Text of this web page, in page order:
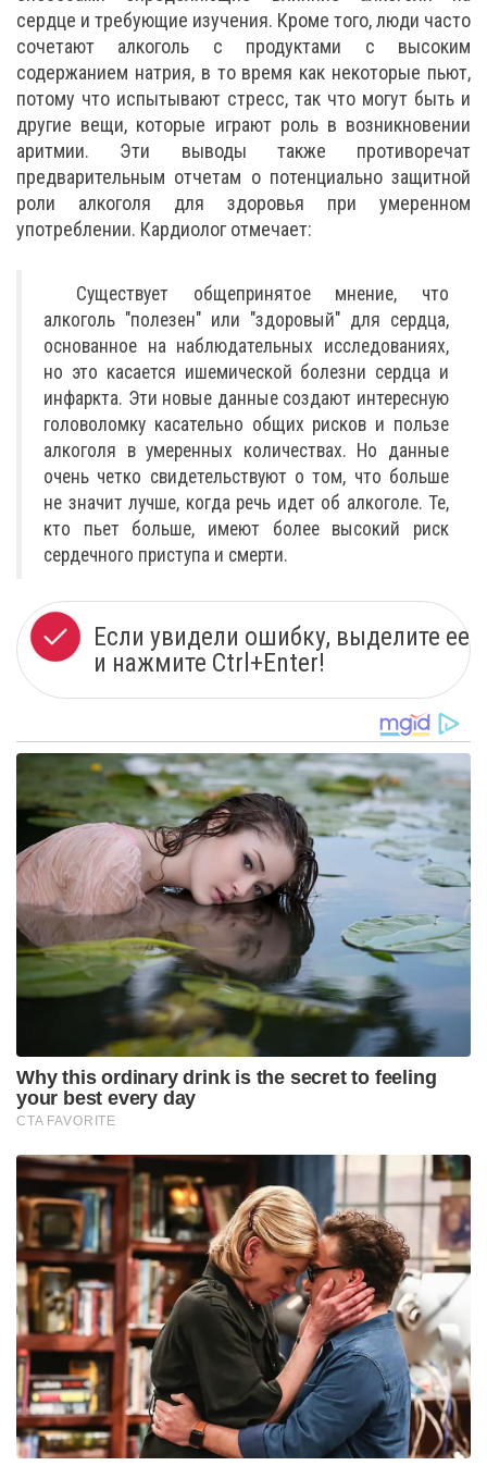
сердце и требующие изучения. Кроме того, люди часто
сочетают алкоголь с продуктами с высоким
содержанием натрия, в то время как некоторые пьют,
потому что испытывают стресс, так что могут быть и
другие вещи, которые играют роль в возникновении
аритмии. Эти выводы также противоречат
предварительным отчетам о потенциально защитной
роли алкоголя для здоровья при умеренном
употреблении. Кардиолог отмечает:
Существует общепринятое мнение, что
алкоголь "полезен" или "здоровый" для сердца,
основанное на наблюдательных исследованиях,
но это касается ишемической болезни сердца и
инфаркта. Эти новые данные создают интересную
головоломку касательно общих рисков и пользе
алкоголя в умеренных количествах. Но данные
очень четко свидетельствуют о том, что больше
не значит лучше, когда речь идет об алкоголе. Те,
кто пьет больше, имеют более высокий риск
сердечного приступа и смерти.
Если увидели ошибку, выделите ее
и нажмите Ctrl+Enter!
Why this ordinary drink is the secret to feeling
your best every day
CTA FAVORITE